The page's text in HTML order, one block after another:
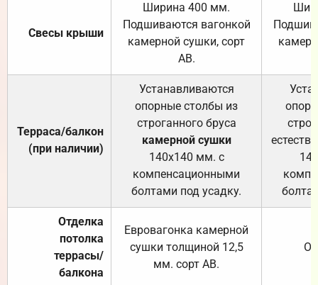
Свесы крыши
Ширина 400 мм.
Подшиваются вагонкой
камерной сушки, сорт
АВ.
Терраса/балкон
(при наличии)
Устанавливаются
опорные столбы из
строганного бруса
камерной сушки
140х140 мм. с
компенсационными
болтами под усадку.
Отделка
потолка
террасы/
балкона
Евровагонка камерной
сушки толщиной 12,5
мм. сорт АВ.